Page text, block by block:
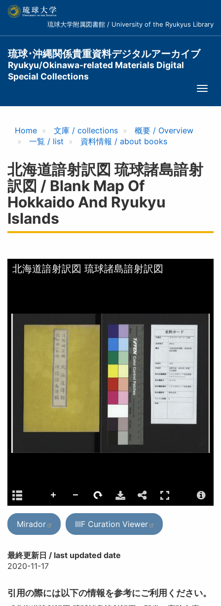
コ
琉球大学附属図書館 / University of the Ryukyus Library
琉球･沖縄関係貴重資料デジタルアーカイブ
Ryukyu/Okinawa-related Materials Digital
Special Collections
Home 文庫 / collections
概要 / Overview
一覧 / list
資料情報 / about books
北海道諳射訳図 琉球諸島諳射
訳図 / Blank Map Of
Hokkaido And Ryukyu
Islands
Mirador IIIF Curation Viewer
最終更新日 / last updated date
2020-11-17
引用の際には以下の情報を参考にご利用ください。